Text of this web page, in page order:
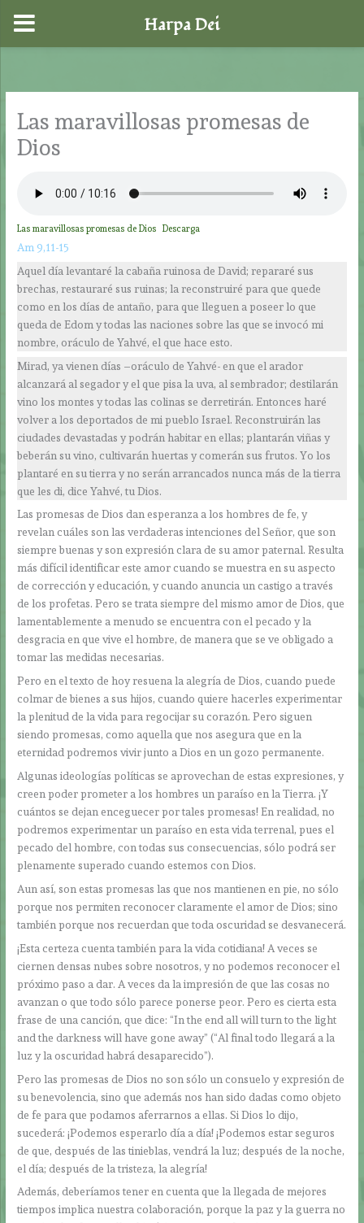
contenido
Las maravillosas promesas de
Dios
Las maravillosas promesas de Dios Descarga
Am 9,11-15
Aquel día levantaré la cabaña ruinosa de David; repararé sus
brechas, restauraré sus ruinas; la reconstruiré para que quede
como en los días de antaño, para que lleguen a poseer lo que
queda de Edom y todas las naciones sobre las que se invocó mi
nombre, oráculo de Yahvé, el que hace esto.
Mirad, ya vienen días –oráculo de Yahvé- en que el arador
alcanzará al segador y el que pisa la uva, al sembrador; destilarán
vino los montes y todas las colinas se derretirán. Entonces haré
volver a los deportados de mi pueblo Israel. Reconstruirán las
ciudades devastadas y podrán habitar en ellas; plantarán viñas y
beberán su vino, cultivarán huertas y comerán sus frutos. Yo los
plantaré en su tierra y no serán arrancados nunca más de la tierra
que les di, dice Yahvé, tu Dios.
Las promesas de Dios dan esperanza a los hombres de fe, y
revelan cuáles son las verdaderas intenciones del Señor, que son
siempre buenas y son expresión clara de su amor paternal. Resulta
más difícil identificar este amor cuando se muestra en su aspecto
de corrección y educación, y cuando anuncia un castigo a través
de los profetas. Pero se trata siempre del mismo amor de Dios, que
lamentablemente a menudo se encuentra con el pecado y la
desgracia en que vive el hombre, de manera que se ve obligado a
tomar las medidas necesarias.
Pero en el texto de hoy resuena la alegría de Dios, cuando puede
colmar de bienes a sus hijos, cuando quiere hacerles experimentar
la plenitud de la vida para regocijar su corazón. Pero siguen
siendo promesas, como aquella que nos asegura que en la
eternidad podremos vivir junto a Dios en un gozo permanente.
Algunas ideologías políticas se aprovechan de estas expresiones, y
creen poder prometer a los hombres un paraíso en la Tierra. ¡Y
cuántos se dejan enceguecer por tales promesas! En realidad, no
podremos experimentar un paraíso en esta vida terrenal, pues el
pecado del hombre, con todas sus consecuencias, sólo podrá ser
plenamente superado cuando estemos con Dios.
Aun así, son estas promesas las que nos mantienen en pie, no sólo
porque nos permiten reconocer claramente el amor de Dios; sino
también porque nos recuerdan que toda oscuridad se desvanecerá.
¡Esta certeza cuenta también para la vida cotidiana! A veces se
ciernen densas nubes sobre nosotros, y no podemos reconocer el
próximo paso a dar. A veces da la impresión de que las cosas no
avanzan o que todo sólo parece ponerse peor. Pero es cierta esta
frase de una canción, que dice: “In the end all will turn to the light
and the darkness will have gone away” (“Al final todo llegará a la
luz y la oscuridad habrá desaparecido”).
Pero las promesas de Dios no son sólo un consuelo y expresión de
su benevolencia, sino que además nos han sido dadas como objeto
de fe para que podamos aferrarnos a ellas. Si Dios lo dijo,
sucederá: ¡Podemos esperarlo día a día! ¡Podemos estar seguros
de que, después de las tinieblas, vendrá la luz; después de la noche,
el día; después de la tristeza, la alegría!
Además, deberíamos tener en cuenta que la llegada de mejores
tiempos implica nuestra colaboración, porque la paz y la guerra no
Harpa Dei